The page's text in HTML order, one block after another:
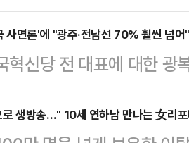
문호를 개방하고 누구
을 개방해야 된다는 것"
상계엄 선포 이후에 상황
사면론'에 "광주·전남선 70% 훨씬 넘어"
혁신당 전 대표에 대한 광
형배 더불어민주당 의원
정치 검찰의 난동이었다
생방송…" 10세 연하남 만나는 女리